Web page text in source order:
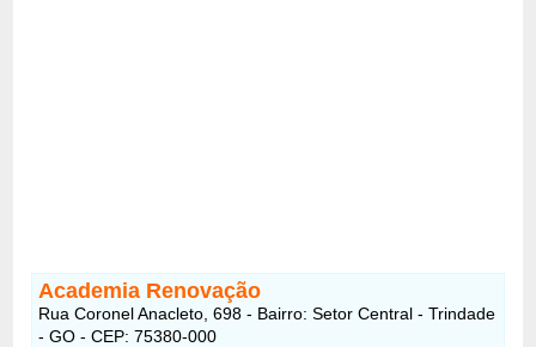
Academia Renovação
Rua Coronel Anacleto, 698 - Bairro: Setor Central - Trindade
- GO - CEP: 75380-000